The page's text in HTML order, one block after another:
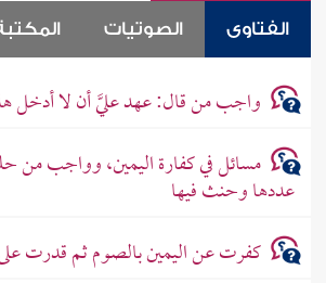
الفتاوى الصوتيات
واجب من قال: عهد عليَّ أن لا أدخل
مسائل في كفارة اليمين، وواجب من
عددها وحنث فيها
كفرت عن اليمين بالصوم ثم قدرت